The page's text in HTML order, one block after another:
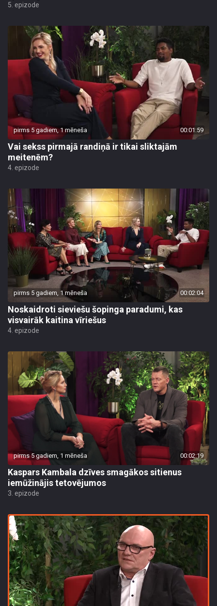
5. epizode
pirms 5 gadiem, 1 mēneša 00:01:59
Vai sekss pirmajā randiņā ir tikai sliktajām
meitenēm?
4. epizode
pirms 5 gadiem, 1 mēneša 00:02:04
Noskaidroti sieviešu šopinga paradumi, kas
visvairāk kaitina vīriešus
4. epizode
pirms 5 gadiem, 1 mēneša 00:02:19
Kaspars Kambala dzīves smagākos sitienus
iemūžinājis tetovējumos
3. epizode